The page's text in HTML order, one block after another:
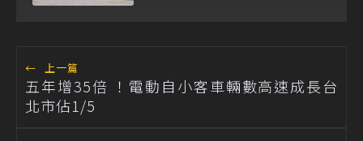
← 上一篇
五年增35倍 ！電動自小客車輛數高速成長台
北市佔1/5